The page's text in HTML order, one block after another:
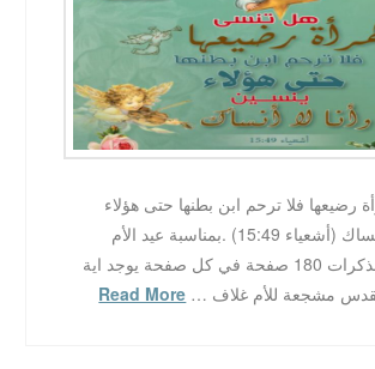
رضيعها فلا ترحم ابن بطنها حتى هؤلاء
ينسين وأنا لا أنساك (أشعياء 15:49) .بمناسبة عيد الأم
اصدرنا دفتر مـذكرات 180 صفحة في كل صفحة يوجد اية
مشجعة للأم غلاف … Read More